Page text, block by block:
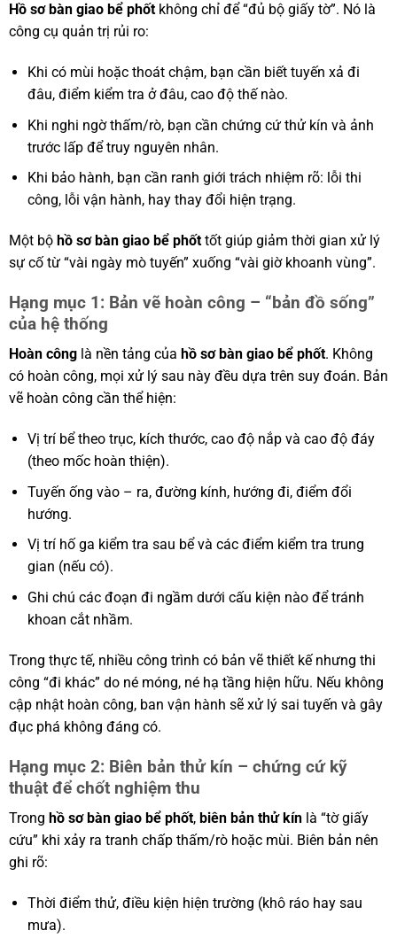
Hồ sơ bàn giao bể phốtkhông chỉ để “đủ bộ giấy tờ”. Nó là
công cụ quản trị rủi ro:
Khi có mùi hoặc thoát chậm, bạn cần biết tuyến xả đi
đâu, điểm kiểm tra ở đâu, cao độ thế nào.
Khi nghi ngờ thấm/rò, bạn cần chứng cứ thử kín và ảnh
trước lấp để truy nguyên nhân.
Khi bảo hành, bạn cần ranh giới trách nhiệm rõ: lỗi thi
công, lỗi vận hành, hay thay đổi hiện trạng.
Một bộ hồ sơ bàn giao bể phốttốt giúp giảm thời gian xử lý
sự cố từ “vài ngày mò tuyến” xuống “vài giờ khoanh vùng”.
Hạng mục 1: Bản vẽ hoàn công – “bản đồ sống”
của hệ thống
Hoàn cônglà nền tảng của hồ sơ bàn giao bể phốt. Không
có hoàn công, mọi xử lý sau này đều dựa trên suy đoán. Bản
vẽ hoàn công cần thể hiện:
Vị trí bể theo trục, kích thước, cao độ nắp và cao độ đáy
(theo mốc hoàn thiện).
Tuyến ống vào – ra, đường kính, hướng đi, điểm đổi
hướng.
Vị trí hố ga kiểm tra sau bể và các điểm kiểm tra trung
gian (nếu có).
Ghi chú các đoạn đi ngầm dưới cấu kiện nào để tránh
khoan cắt nhầm.
Trong thực tế, nhiều công trình có bản vẽ thiết kế nhưng thi
công “đi khác” do né móng, né hạ tầng hiện hữu. Nếu không
cập nhật hoàn công, ban vận hành sẽ xử lý sai tuyến và gây
đục phá không đáng có.
Hạng mục 2: Biên bản thử kín – chứng cứ kỹ
thuật để chốt nghiệm thu
Trong hồ sơ bàn giao bể phốt, biên bản thử kínlà “tờ giấy
cứu” khi xảy ra tranh chấp thấm/rò hoặc mùi. Biên bản nên
ghi rõ:
Thời điểm thử, điều kiện hiện trường (khô ráo hay sau
mưa).